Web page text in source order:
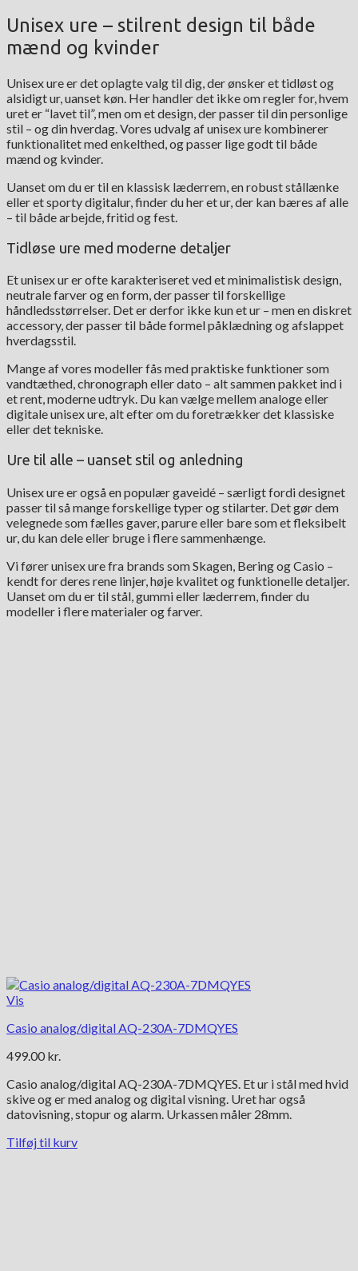
Unisex ure – stilrent design til både
mænd og kvinder
Unisex ure er det oplagte valg til dig, der ønsker et tidløst og
alsidigt ur, uanset køn. Her handler det ikke om regler for, hvem
uret er “lavet til”, men om et design, der passer til din personlige
stil – og din hverdag. Vores udvalg af unisex ure kombinerer
funktionalitet med enkelthed, og passer lige godt til både
mænd og kvinder.
Uanset om du er til en klassisk læderrem, en robust stållænke
eller et sporty digitalur, finder du her et ur, der kan bæres af alle
– til både arbejde, fritid og fest.
Tidløse ure med moderne detaljer
Et unisex ur er ofte karakteriseret ved et minimalistisk design,
neutrale farver og en form, der passer til forskellige
håndledsstørrelser. Det er derfor ikke kun et ur – men en diskret
accessory, der passer til både formel påklædning og afslappet
hverdagsstil.
Mange af vores modeller fås med praktiske funktioner som
vandtæthed, chronograph eller dato – alt sammen pakket ind i
et rent, moderne udtryk. Du kan vælge mellem analoge eller
digitale unisex ure, alt efter om du foretrækker det klassiske
eller det tekniske.
Ure til alle – uanset stil og anledning
Unisex ure er også en populær gaveidé – særligt fordi designet
passer til så mange forskellige typer og stilarter. Det gør dem
velegnede som fælles gaver, parure eller bare som et fleksibelt
ur, du kan dele eller bruge i flere sammenhænge.
Vi fører unisex ure fra brands som Skagen, Bering og Casio –
kendt for deres rene linjer, høje kvalitet og funktionelle detaljer.
Uanset om du er til stål, gummi eller læderrem, finder du
modeller i flere materialer og farver.
Vis
Casio analog/digital AQ-230A-7DMQYES
499.00 kr.
Casio analog/digital AQ-230A-7DMQYES. Et ur i stål med hvid
skive og er med analog og digital visning. Uret har også
datovisning, stopur og alarm. Urkassen måler 28mm.
Tilføj til kurv